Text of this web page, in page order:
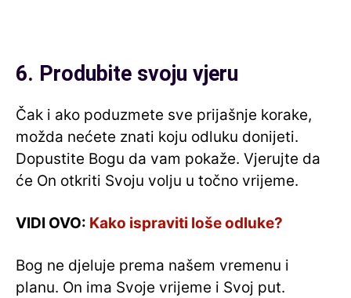
6. Produbite svoju vjeru
Čak i ako poduzmete sve prijašnje korake,
možda nećete znati koju odluku donijeti.
Dopustite Bogu da vam pokaže. Vjerujte da
će On otkriti Svoju volju u točno vrijeme.
VIDI OVO: Kako ispraviti loše odluke?
Bog ne djeluje prema našem vremenu i
planu. On ima Svoje vrijeme i Svoj put.